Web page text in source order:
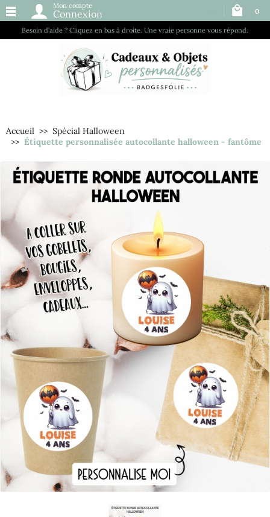
Besoin d’aide ? Cliquez en bas à droite. Une vraie personne vous répond.
Mon compte
Connexion 0
Accueil
Spécial Halloween
Étiquette personnalisée autocollante halloween - fantôme